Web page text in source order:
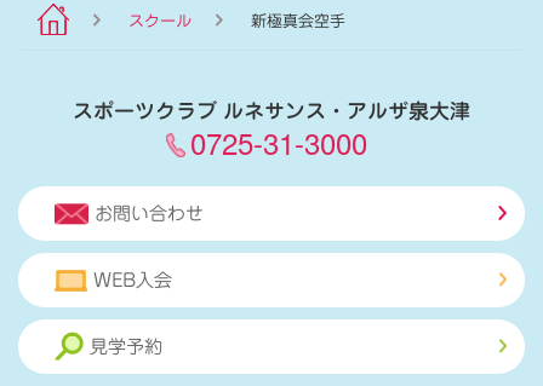
スクール 新極真会空手
スポーツクラブ ルネサンス・アルザ泉大津
0725-31-3000
お問い合わせ
WEB入会
見学予約